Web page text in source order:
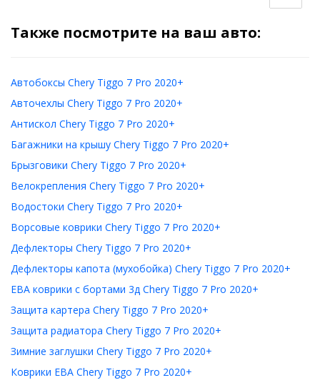
Также посмотрите на ваш авто:
Автобоксы Chery Tiggo 7 Pro 2020+
Авточехлы Chery Tiggo 7 Pro 2020+
Антискол Chery Tiggo 7 Pro 2020+
Багажники на крышу Chery Tiggo 7 Pro 2020+
Брызговики Chery Tiggo 7 Pro 2020+
Велокрепления Chery Tiggo 7 Pro 2020+
Водостоки Chery Tiggo 7 Pro 2020+
Ворсовые коврики Chery Tiggo 7 Pro 2020+
Дефлекторы Chery Tiggo 7 Pro 2020+
Дефлекторы капота (мухобойка) Chery Tiggo 7 Pro 2020+
ЕВА коврики с бортами 3д Chery Tiggo 7 Pro 2020+
Защита картера Chery Tiggo 7 Pro 2020+
Защита радиатора Chery Tiggo 7 Pro 2020+
Зимние заглушки Chery Tiggo 7 Pro 2020+
Коврики ЕВА Chery Tiggo 7 Pro 2020+